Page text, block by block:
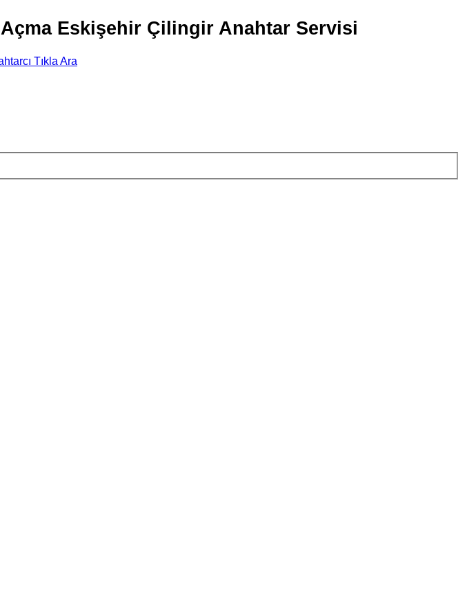
Eskişehir Çilingir Anahtar Servisi